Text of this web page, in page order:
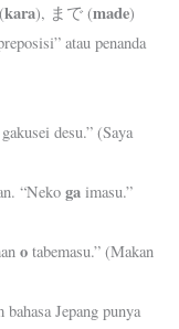
kara), まで (made)
atau penanda
gakusei desu.” (Saya
“Nekoga imasu.”
o tabemasu.” (Makan
Jepang punya